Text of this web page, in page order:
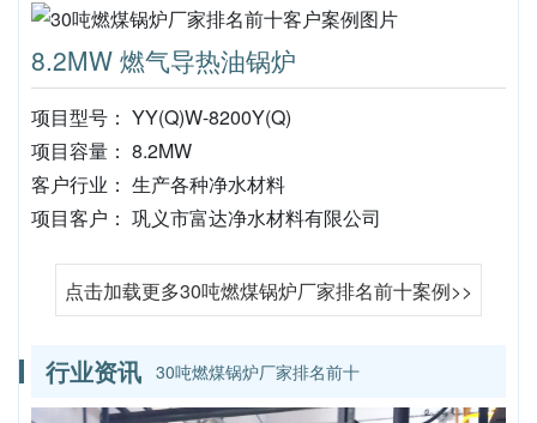
8.2MW 燃气导热油锅炉
项目型号： YY(Q)W-8200Y(Q)
项目容量： 8.2MW
客户行业： 生产各种净水材料
项目客户： 巩义市富达净水材料有限公司
点击加载更多30吨燃煤锅炉厂家排名前十案例>>
行业资讯 30吨燃煤锅炉厂家排名前十